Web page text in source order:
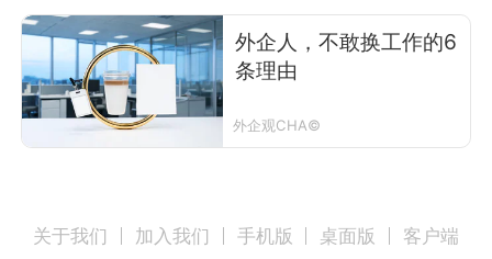
外企人，不敢换工作的6
条理由
外企观CHA©
关于我们 加入我们 手机版 桌面版 客户端